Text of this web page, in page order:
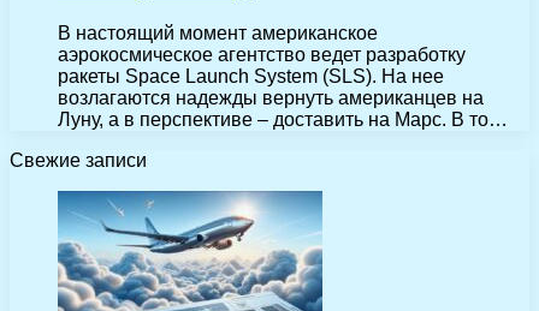
В настоящий момент американское
аэрокосмическое агентство ведет разработку
ракеты Space Launch System (SLS). На нее
возлагаются надежды вернуть американцев на
Луну, а в перспективе – доставить на Марс. В то…
Свежие записи